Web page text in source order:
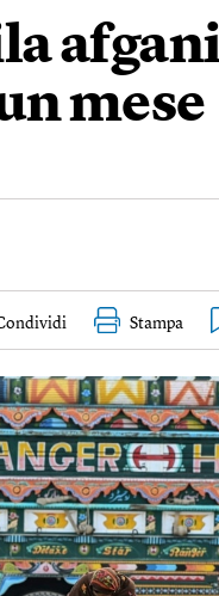
mese
Stampa